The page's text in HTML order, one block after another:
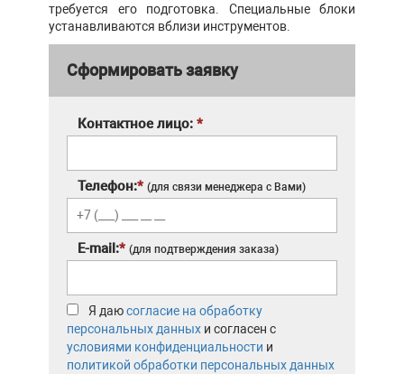
требуется его подготовка. Специальные блоки
устанавливаются вблизи инструментов.
Сформировать заявку
Контактное лицо: *
Телефон:* (для связи менеджера с Вами)
E-mail:* (для подтверждения заказа)
Я даюсогласие на обработку
персональных данных и согласен с
условиями конфиденциальности и
политикой обработки персональных данных